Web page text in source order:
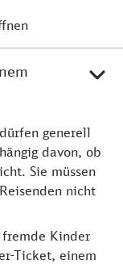
dürfen generell
davon, ob
Sie müssen
nicht
Kinder
Ticket, einem